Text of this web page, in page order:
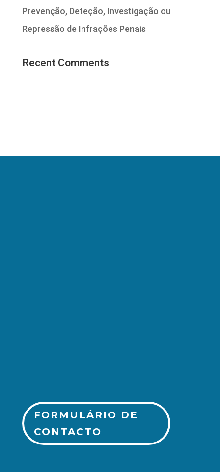
Prevenção, Deteção, Investigação ou
Repressão de Infrações Penais
Recent Comments
FORMULÁRIO DE
CONTACTO